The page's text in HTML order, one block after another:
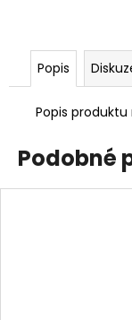
Popis
Popis
Podobné